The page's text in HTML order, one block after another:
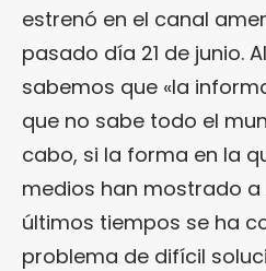
estrenó en el canal
pasado día 21 de junio.
sabemos que «la
que no sabe todo el
cabo, si la forma en la
medios han mostrado a
últimos tiempos se ha
problema de difícil